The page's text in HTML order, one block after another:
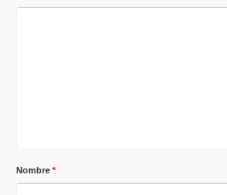
Nombre *